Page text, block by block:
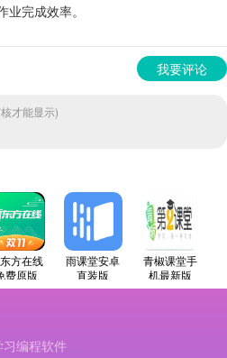
完成效率。
我要评论
才能显示)
方在线
费原版
雨课堂安卓
直装版
青椒课堂手
机最新版
习编程软件